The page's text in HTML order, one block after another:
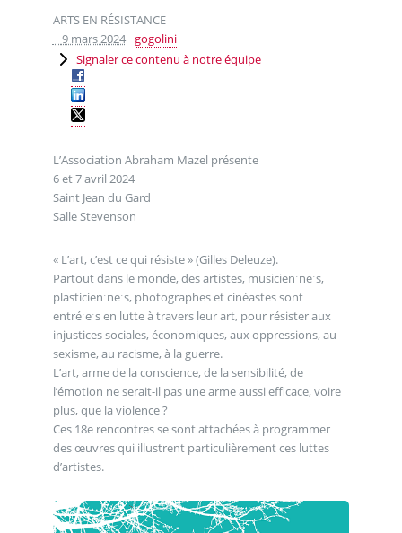
ARTS EN RÉSISTANCE
9 mars 2024 gogolini
Signaler ce contenu à notre équipe
L’Association Abraham Mazel présente
6 et 7 avril 2024
Saint Jean du Gard
Salle Stevenson
« L’art, c’est ce qui résiste » (Gilles Deleuze).
Partout dans le monde, des artistes, musicienˑneˑs,
plasticienˑneˑs, photographes et cinéastes sont
entréˑeˑs en lutte à travers leur art, pour résister aux
injustices sociales, économiques, aux oppressions, au
sexisme, au racisme, à la guerre.
L’art, arme de la conscience, de la sensibilité, de
l’émotion ne serait-il pas une arme aussi efficace, voire
plus, que la violence ?
Ces 18e rencontres se sont attachées à programmer
des œuvres qui illustrent particulièrement ces luttes
d’artistes.